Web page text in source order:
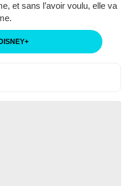
et sans l’avoir voulu, elle va
+